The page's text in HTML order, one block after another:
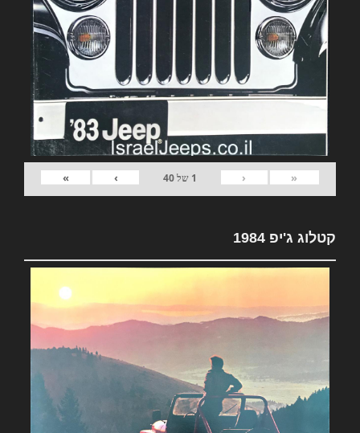
«
‹
1 של40
›
»
קטלוג ג'יפ 1984